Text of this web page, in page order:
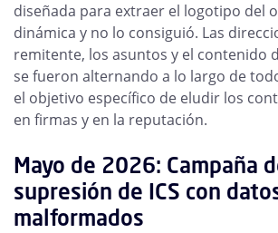
diseñada para extraer el logotipo del
dinámica y no lo consiguió. Las
remitente, los asuntos y el contenido
se fueron alternando a lo largo de
el objetivo específico de eludir los
en firmas y en la reputación.
Mayo de 2026: Campaña
supresión de ICS con
malformados